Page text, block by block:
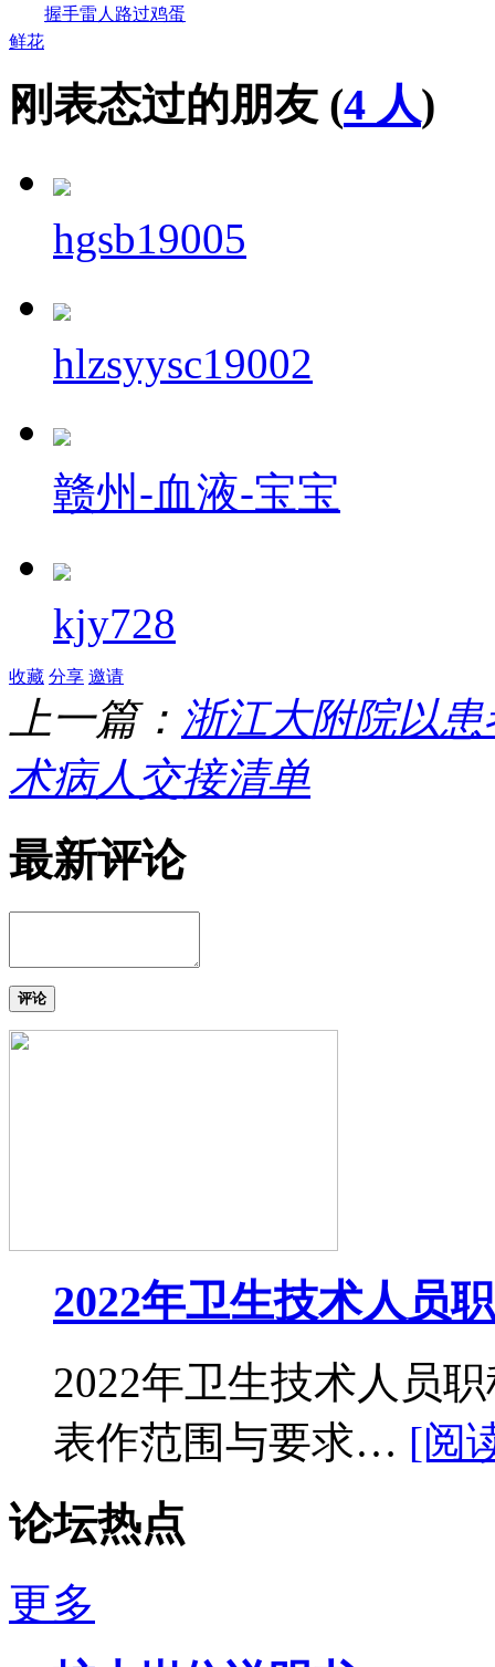
鲜花
握手雷人 路过鸡蛋
刚表态过的朋友 (4 人)
hgsb19005
hlzsyysc19002
赣州-血液-宝宝
kjy728
收藏 分享 邀请
上一篇： 浙江大附院以
术病人交接清单
最新评论
评论
2022年卫生技术人员
2022年卫生技术人员
表作范围与要求… [阅
论坛热点
更多